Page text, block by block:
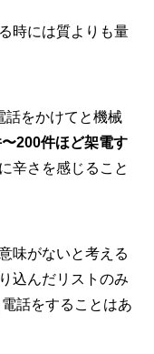
時には質よりも量
話をかけてと機械
200件ほど架電す
辛さを感じること
味がないと考える
込んだリストのみ
話をすることはあ